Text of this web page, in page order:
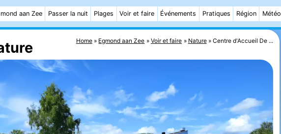
aan Zee Passer la nuit Plages Voir et faire Événements Pratiques Région Météo
Home Egmond aan Zee Voir et faire Nature Centre d'Accueil De ...